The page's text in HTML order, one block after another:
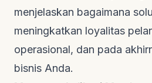
menjelaskan bagaimana
meningkatkan loyalitas
operasional, dan pada
bisnis Anda.